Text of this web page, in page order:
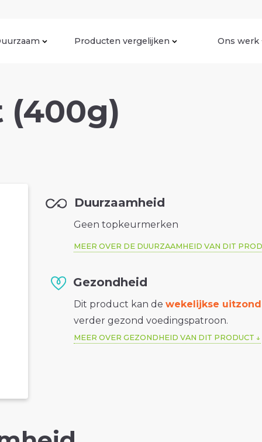
Producten vergelijken Ons werk
Duurzaamheid
Geen topkeurmerken
MEER OVER DE DUURZAAMHEID VAN DIT
Gezondheid
Dit product kan dewekelijkse
verder gezond voedingspatroon.
MEER OVER GEZONDHEID VAN DIT PRODUCT